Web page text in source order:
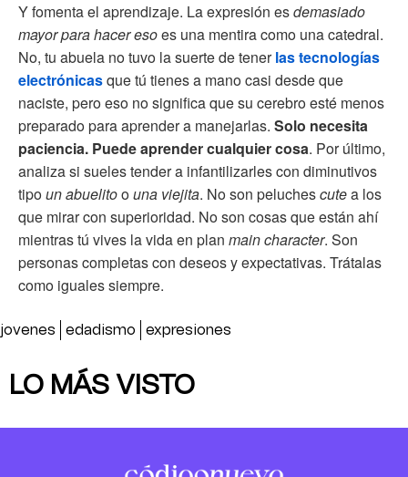
Y fomenta el aprendizaje. La expresión esdemasiado
mayor para hacer esoes una mentira como una catedral.
No, tu abuela no tuvo la suerte de tenerlas tecnologías
electrónicasque tú tienes a mano casi desde que
naciste, pero eso no significa que su cerebro esté menos
preparado para aprender a manejarlas. Solo necesita
paciencia. Puede aprender cualquier cosa. Por último,
analiza si sueles tender a infantilizarles con diminutivos
tipoun abuelitoouna viejita. No son peluchescutea los
que mirar con superioridad. No son cosas que están ahí
mientras tú vives la vida en plan main character. Son
personas completas con deseos y expectativas. Trátalas
como iguales siempre.
jovenes edadismo expresiones
LO MÁS VISTO